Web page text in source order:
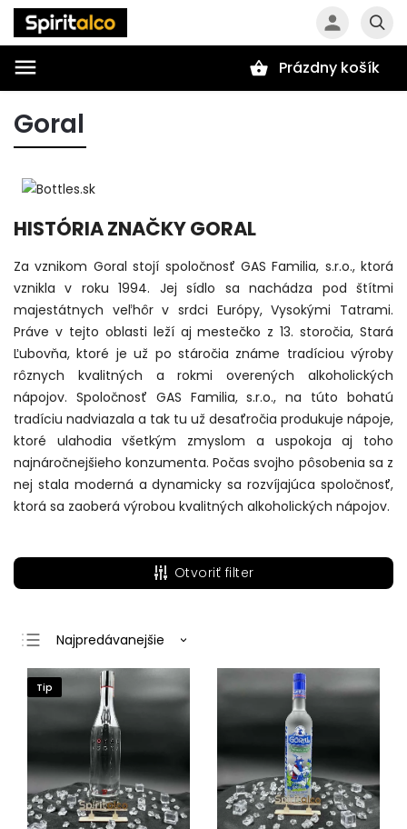
Prázdny košík
Goral
HISTÓRIA ZNAČKY GORAL
Za vznikom Goral stojí spoločnosť GAS Familia, s.r.o., ktorá
vznikla v roku 1994. Jej sídlo sa nachádza pod štítmi
majestátnych veľhôr v srdci Európy, Vysokými Tatrami.
Práve v tejto oblasti leží aj mestečko z 13. storočia, Stará
Ľubovňa, ktoré je už po stáročia známe tradíciou výroby
rôznych kvalitných a rokmi overených alkoholických
nápojov. Spoločnosť GAS Familia, s.r.o., na túto bohatú
tradíciu nadviazala a tak tu už desaťročia produkuje nápoje,
ktoré ulahodia všetkým zmyslom a uspokoja aj toho
najnáročnejšieho konzumenta. Počas svojho pôsobenia sa z
nej stala moderná a dynamicky sa rozvíjajúca spoločnosť,
ktorá sa zaoberá výrobou kvalitných alkoholických nápojov.
Otvoriť filter
Najpredávanejšie
Najlacnejšie
Najdrahšie
Abecedne
Tip